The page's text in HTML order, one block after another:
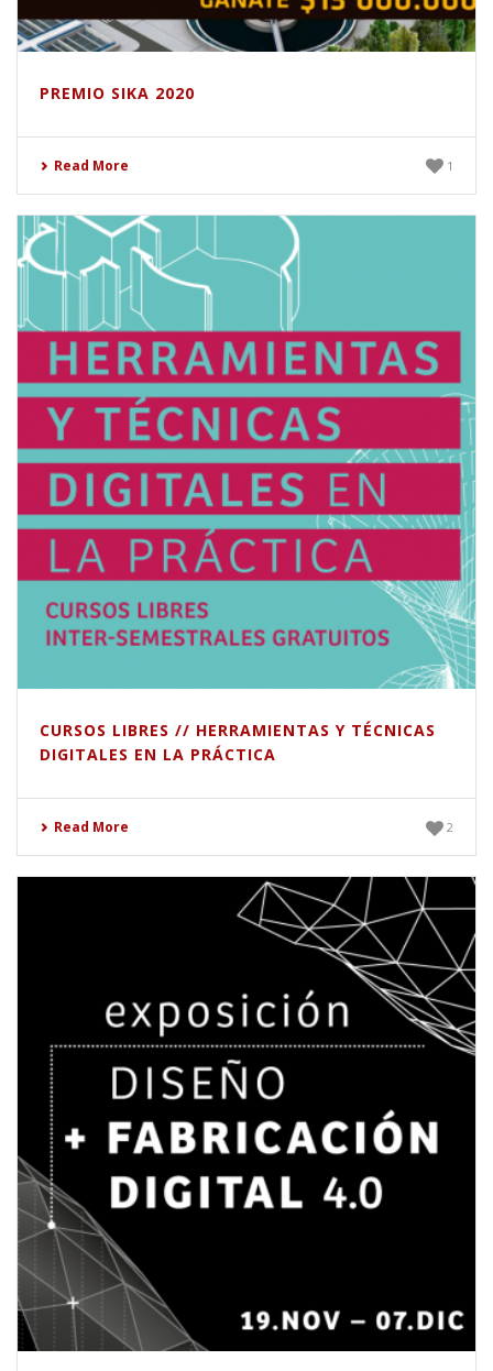
PREMIO SIKA 2020
Read More 1
CURSOS LIBRES // HERRAMIENTAS Y TÉCNICAS
DIGITALES EN LA PRÁCTICA
Read More 2